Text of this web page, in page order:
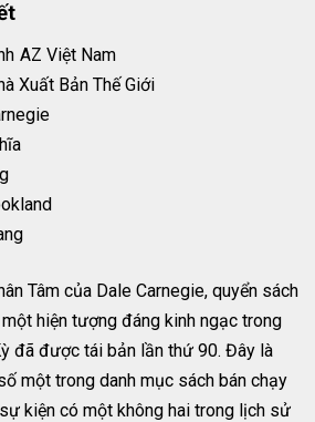
AZ Việt Nam
Xuất Bản Thế Giới
Tâm của Dale Carnegie, quyển sách
hiện tượng đáng kinh ngạc trong
đã được tái bản lần thứ 90. Đây là
một trong danh mục sách bán chạy
kiện có một không hai trong lịch sử